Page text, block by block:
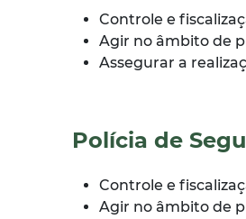
Controle e
Agir no âmbito de
Assegurar a
Polícia de
Controle e
Agir no âmbito de